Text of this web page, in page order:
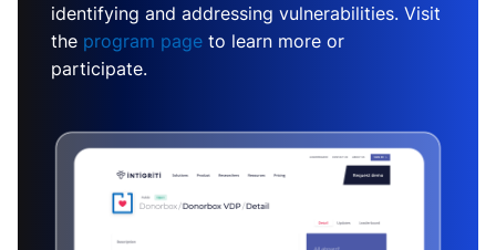
identifying and addressing vulnerabilities. Visit
the program page to learn more or
participate.